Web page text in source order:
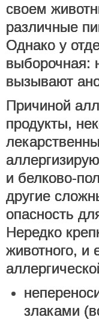
своем
различные
Однако у
выборочная:
вызывают
Причиной
продукты,
и белково-
другие
опасность
Нередко
животного, и
злаками